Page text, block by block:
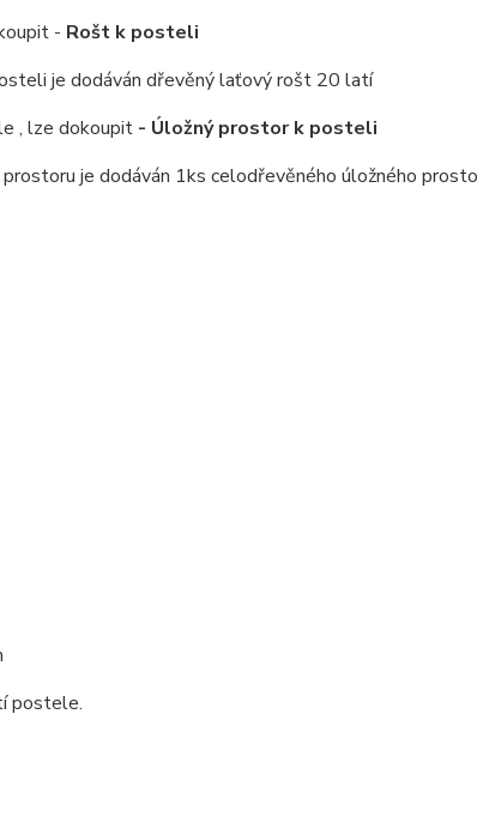
- Rošt k posteli
je dodáván dřevěný laťový rošt 20 latí
, lze dokoupit- Úložný prostor k posteli
je dodáván 1ks celodřevěného úložného
postele.